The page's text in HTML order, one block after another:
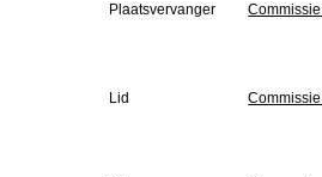
Plaatsvervanger
Lid